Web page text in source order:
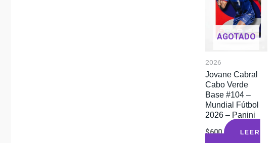
AGOTADO
2026
Jovane Cabral
Cabo Verde
Base #104 –
Mundial Fútbol
2026 – Panini
$600 LEER